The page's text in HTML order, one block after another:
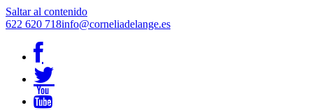
Saltar al contenido
622 620 718info@corneliadelange.es